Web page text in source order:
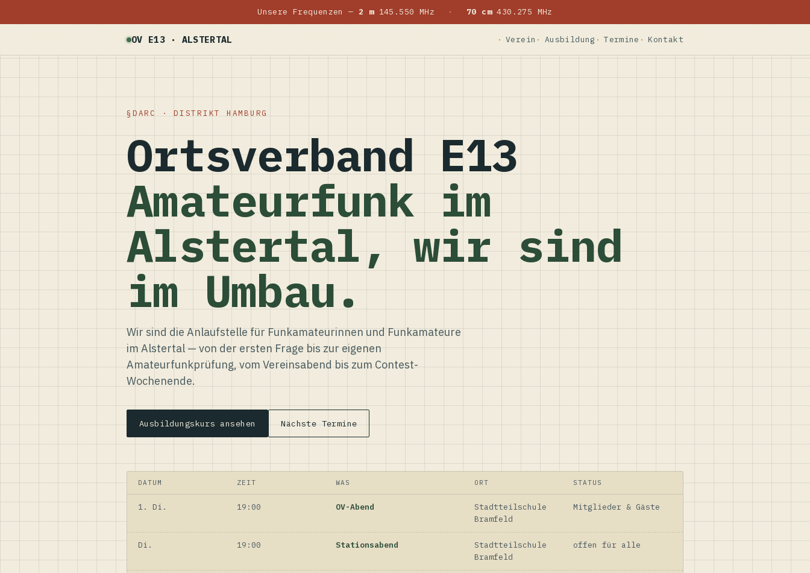
Unsere Frequenzen — 2 m145.550 MHz · 70 cm430.275 MHz
OV E13 · ALSTERTAL Verein Ausbildung Termine Kontakt
DARC · DISTRIKT HAMBURG
Ortsverband E13
Amateurfunk im
Alstertal, wir sind
im Umbau.
Wir sind die Anlaufstelle für Funkamateurinnen und Funkamateure
im Alstertal — von der ersten Frage bis zur eigenen
Amateurfunkprüfung, vom Vereinsabend bis zum Contest-
Wochenende.
Ausbildungskurs ansehen Nächste Termine
DATUM ZEIT WAS ORT STATUS
1. Di. 19:00 OV-Abend
Stadtteilschule
Bramfeld
Mitglieder & Gäste
Di. 19:00 Stationsabend
Stadtteilschule
Bramfeld
offen für alle